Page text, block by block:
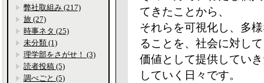
てきたことから、
それらを可視化し、多
ることを、社会に対して
価値として提供してい
していく日々です。
弊社取組み (217)
旅 (27)
時事ネタ (25)
未分類 (1)
理学部をさがせ！ (3)
読者投稿 (5)
調べごと (5)